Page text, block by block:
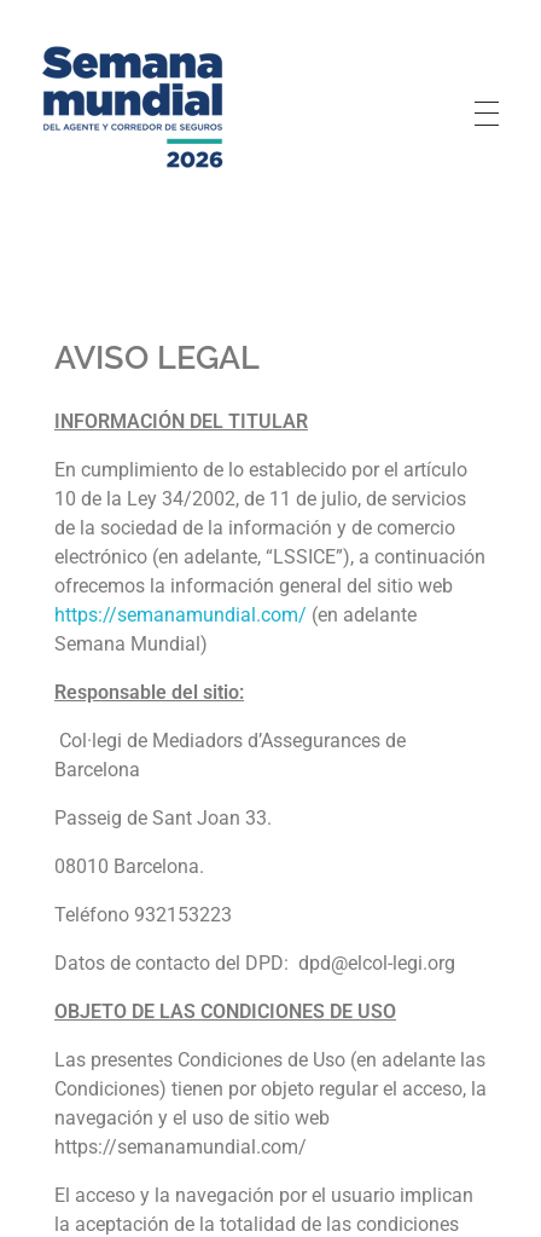
AVISO LEGAL
INFORMACIÓN DEL TITULAR
En cumplimiento de lo establecido por el artículo
10 de la Ley 34/2002, de 11 de julio, de servicios
de la sociedad de la información y de comercio
electrónico (en adelante, “LSSICE”), a continuación
ofrecemos la información general del sitio web
https://semanamundial.com/ (en adelante
Semana Mundial)
Responsable del sitio:
Col·legi de Mediadors d’Assegurances de
Barcelona
Passeig de Sant Joan 33.
08010 Barcelona.
Teléfono 932153223
Datos de contacto del DPD: dpd@elcol-legi.org
OBJETO DE LAS CONDICIONES DE USO
Las presentes Condiciones de Uso (en adelante las
Condiciones) tienen por objeto regular el acceso, la
navegación y el uso de sitio web
https://semanamundial.com/
El acceso y la navegación por el usuario implican
la aceptación de la totalidad de las condiciones